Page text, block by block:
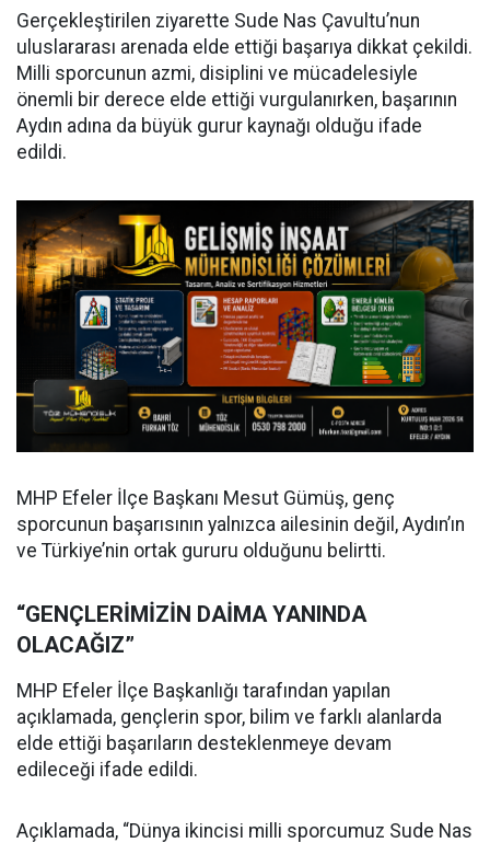
Gerçekleştirilen ziyarette Sude Nas Çavultu’nun
uluslararası arenada elde ettiği başarıya dikkat çekildi.
Milli sporcunun azmi, disiplini ve mücadelesiyle
önemli bir derece elde ettiği vurgulanırken, başarının
Aydın adına da büyük gurur kaynağı olduğu ifade
edildi.
MHP Efeler İlçe Başkanı Mesut Gümüş, genç
sporcunun başarısının yalnızca ailesinin değil, Aydın’ın
ve Türkiye’nin ortak gururu olduğunu belirtti.
“GENÇLERİMİZİN DAİMA YANINDA
OLACAĞIZ”
MHP Efeler İlçe Başkanlığı tarafından yapılan
açıklamada, gençlerin spor, bilim ve farklı alanlarda
elde ettiği başarıların desteklenmeye devam
edileceği ifade edildi.
Açıklamada, “Dünya ikincisi milli sporcumuz Sude Nas